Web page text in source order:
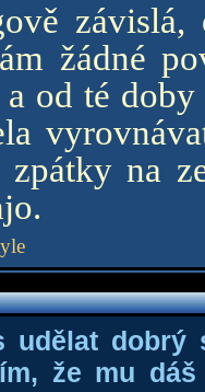
žádné
od té
na
udělat dobrý
že mu